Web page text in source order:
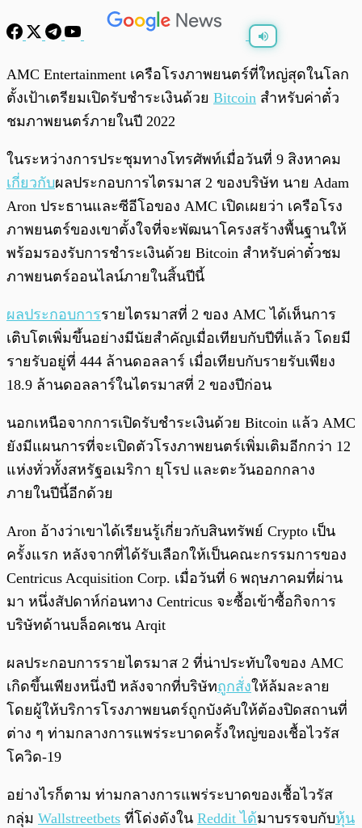
0:00 0:00
AMC Entertainment เครือโรงภาพยนตร์ที่ใหญ่สุดในโลก
ตั้งเป้าเตรียมเปิดรับชำระเงินด้วย Bitcoin สำหรับค่าตั๋ว
ชมภาพยนตร์ภายในปี 2022
ในระหว่างการประชุมทางโทรศัพท์เมื่อวันที่ 9 สิงหาคม
เกี่ยวกับผลประกอบการไตรมาส 2 ของบริษัท นาย Adam
Aron ประธานและซีอีโอของ AMC เปิดเผยว่า เครือโรง
ภาพยนตร์ของเขาตั้งใจที่จะพัฒนาโครงสร้างพื้นฐานให้
พร้อมรองรับการชำระเงินด้วย Bitcoin สำหรับค่าตั๋วชม
ภาพยนตร์ออนไลน์ภายในสิ้นปีนี้
ผลประกอบการรายไตรมาสที่ 2 ของ AMC ได้เห็นการ
เติบโตเพิ่มขึ้นอย่างมีนัยสำคัญเมื่อเทียบกับปีที่แล้ว โดยมี
รายรับอยู่ที่ 444 ล้านดอลลาร์ เมื่อเทียบกับรายรับเพียง
18.9 ล้านดอลลาร์ในไตรมาสที่ 2 ของปีก่อน
นอกเหนือจากการเปิดรับชำระเงินด้วย Bitcoin แล้ว AMC
ยังมีแผนการที่จะเปิดตัวโรงภาพยนตร์เพิ่มเติมอีกกว่า 12
แห่งทั่วทั้งสหรัฐอเมริกา ยุโรป และตะวันออกกลาง
ภายในปีนี้อีกด้วย
Aron อ้างว่าเขาได้เรียนรู้เกี่ยวกับสินทรัพย์ Crypto เป็น
ครั้งแรก หลังจากที่ได้รับเลือกให้เป็นคณะกรรมการของ
Centricus Acquisition Corp. เมื่อวันที่ 6 พฤษภาคมที่ผ่าน
มา หนึ่งสัปดาห์ก่อนทาง Centricus จะซื้อเข้าซื้อกิจการ
บริษัทด้านบล็อคเชน Arqit
ผลประกอบการรายไตรมาส 2 ที่น่าประทับใจของ AMC
เกิดขึ้นเพียงหนึ่งปี หลังจากที่บริษัทถูกสั่งให้ล้มละลาย
โดยผู้ให้บริการโรงภาพยนตร์ถูกบังคับให้ต้องปิดสถานที่
ต่าง ๆ ท่ามกลางการแพร่ระบาดครั้งใหญ่ของเชื้อไวรัส
โควิด-19
อย่างไรก็ตาม ท่ามกลางการแพร่ระบาดของเชื้อไวรัส
กลุ่ม Wallstreetbets ที่โด่งดังใน Reddit ได้มาบรรจบกับหุ้น